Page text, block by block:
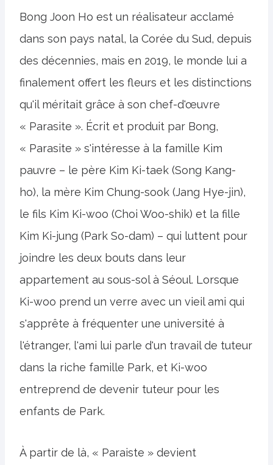
Bong Joon Ho est un réalisateur acclamé
dans son pays natal, la Corée du Sud, depuis
des décennies, mais en 2019, le monde lui a
finalement offert les fleurs et les distinctions
qu'il méritait grâce à son chef-d'œuvre
« Parasite ». Écrit et produit par Bong,
« Parasite » s'intéresse à la famille Kim
pauvre – le père Kim Ki-taek (Song Kang-
ho), la mère Kim Chung-sook (Jang Hye-jin),
le fils Kim Ki-woo (Choi Woo-shik) et la fille
Kim Ki-jung (Park So-dam) – qui luttent pour
joindre les deux bouts dans leur
appartement au sous-sol à Séoul. Lorsque
Ki-woo prend un verre avec un vieil ami qui
s'apprête à fréquenter une université à
l'étranger, l'ami lui parle d'un travail de tuteur
dans la riche famille Park, et Ki-woo
entreprend de devenir tuteur pour les
enfants de Park.
À partir de là, « Paraiste » devient